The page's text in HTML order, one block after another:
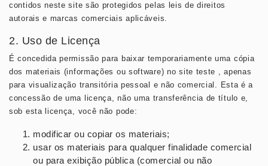
contidos neste site são protegidos pelas leis de direitos
autorais e marcas comerciais aplicáveis.
2. Uso de Licença
É concedida permissão para baixar temporariamente uma cópia
dos materiais (informações ou software) no site teste , apenas
para visualização transitória pessoal e não comercial. Esta é a
concessão de uma licença, não uma transferência de título e,
sob esta licença, você não pode:
modificar ou copiar os materiais;
usar os materiais para qualquer finalidade comercial
ou para exibição pública (comercial ou não